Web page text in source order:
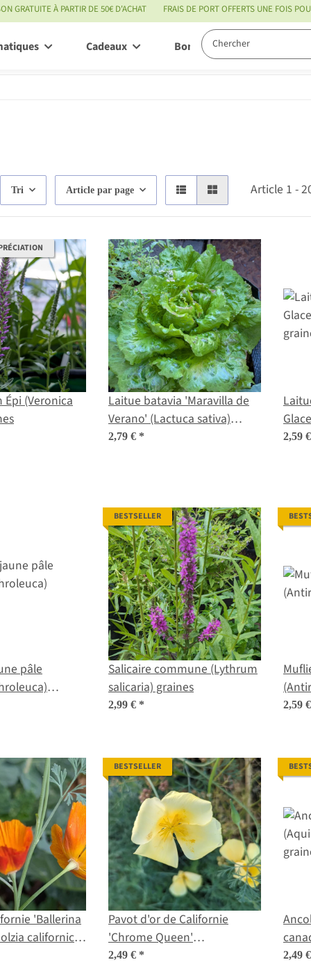
GRATUITE À PARTIR DE 50€ D'ACHAT FRAIS DE PORT OFFERTS UNE FOIS
Cadeaux Bon à savoir
Tri Article par page Article 1 -
(Veronica
Laitue batavia 'Maravilla de
Verano' (Lactuca sativa)
graines
2,79 € * 2,59 €
pâle
BESTSELLER
Salicaire commune (Lythrum
salicaria) graines
2,99 € * 2,59 €
'Ballerina
californica)
BESTSELLER
Pavot d'or de Californie
'Chrome Queen'
(Eschscholzia californica)
2,49 € * 2,49 €